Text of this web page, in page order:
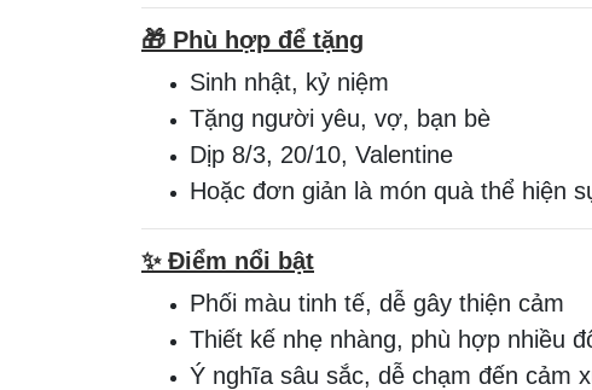
🎁 Phù hợp để tặng
Sinh nhật, kỷ niệm
Tặng người yêu, vợ, bạn bè
Dịp 8/3, 20/10, Valentine
Hoặc đơn giản là món quà thể hiện
✨ Điểm nổi bật
Phối màu tinh tế, dễ gây thiện cảm
Thiết kế nhẹ nhàng, phù hợp nhiều
Ý nghĩa sâu sắc, dễ chạm đến cảm